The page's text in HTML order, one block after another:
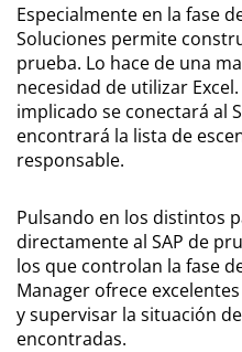
Especialmente en la fase
Soluciones permite
prueba. Lo hace de una
necesidad de utilizar
implicado se conectará al
encontrará la lista de
responsable.
Pulsando en los distintos
directamente al SAP de
los que controlan la fase
Manager ofrece
y supervisar la situación
encontradas.